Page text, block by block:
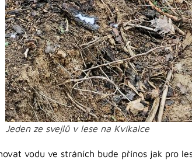
Jeden ze svejlů v lese na Kvíkalce
vodu ve stráních bude přínos jak pro